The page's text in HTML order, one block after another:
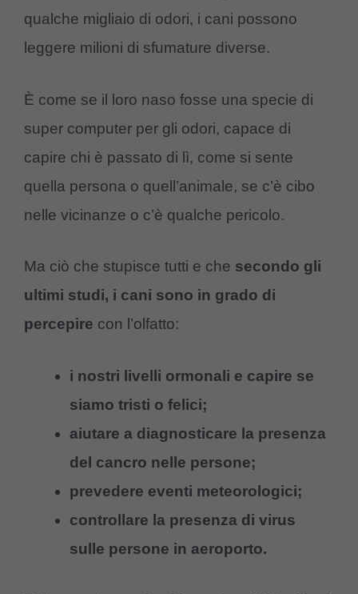
qualche migliaio di odori, i cani possono
leggere milioni di sfumature diverse.
È come se il loro naso fosse una specie di
super computer per gli odori, capace di
capire chi è passato di lì, come si sente
quella persona o quell’animale, se c’è cibo
nelle vicinanze o c’è qualche pericolo.
Ma ciò che stupisce tutti e che secondo gli
ultimi studi, i cani sono in grado di
percepire con l’olfatto:
i nostri livelli ormonali e capire se
siamo tristi o felici;
aiutare a diagnosticare la presenza
del cancro nelle persone;
prevedere eventi meteorologici;
controllare la presenza di virus
sulle persone in aeroporto.